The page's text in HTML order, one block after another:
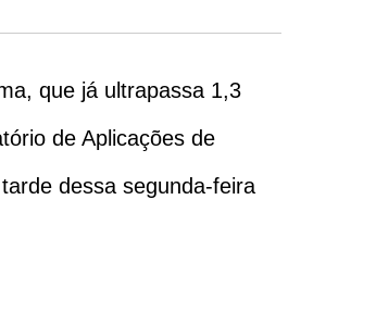
que já ultrapassa 1,3
de Aplicações de
dessa segunda-feira